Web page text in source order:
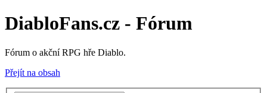
DiabloFans.cz - Fórum
Fórum o akční RPG hře Diablo.
Přejít na obsah